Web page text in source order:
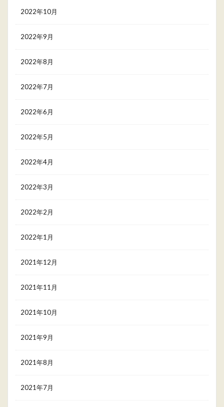
2022年10月
2022年9月
2022年8月
2022年7月
2022年6月
2022年5月
2022年4月
2022年3月
2022年2月
2022年1月
2021年12月
2021年11月
2021年10月
2021年9月
2021年8月
2021年7月